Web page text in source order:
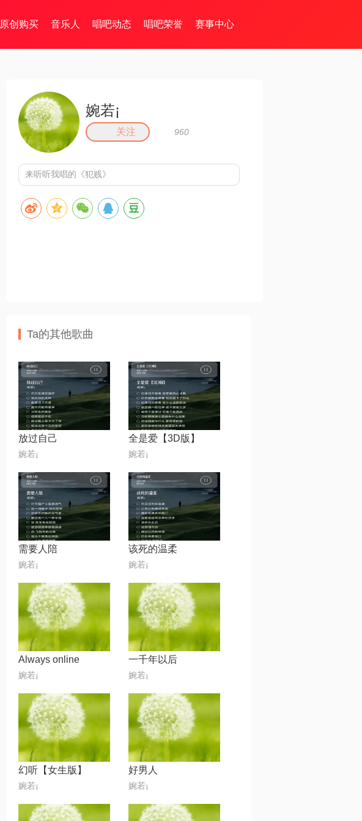
原创购买 音乐人 唱吧动态 唱吧荣誉 赛事中心
婉若¡
关注 960
来听听我唱的《犯贱》
Ta的其他歌曲
放过自己
婉若¡
全是爱【3D版】
婉若¡
需要人陪
婉若¡
该死的温柔
婉若¡
Always online
婉若¡
一千年以后
婉若¡
幻听【女生版】
婉若¡
好男人
婉若¡